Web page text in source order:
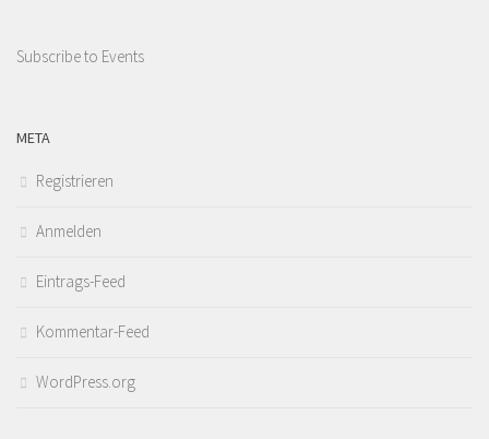
Subscribe to Events
META
Registrieren
Anmelden
Eintrags-Feed
Kommentar-Feed
WordPress.org